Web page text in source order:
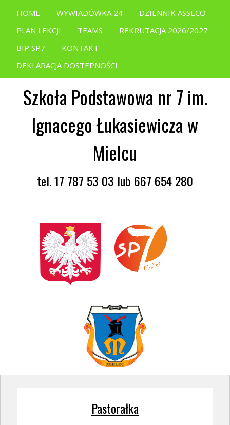
HOME WYWIADÓWKA 24
DZIENNIK ASSECO
PLAN LEKCJI
TEAMS
REKRUTACJA 2026/2027
BIP SP7
KONTAKT
DEKLARACJA DOSTEPNOŚCI
Szkoła Podstawowa nr 7 im.
Ignacego Łukasiewicza w
Mielcu
tel. 17 787 53 03 lub 667 654 280
Pastorałka